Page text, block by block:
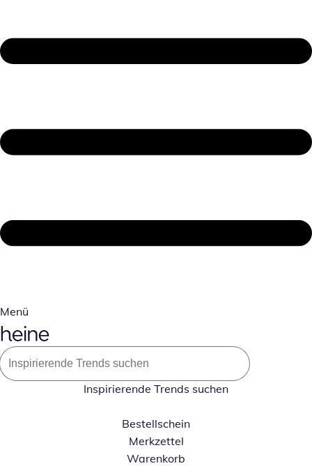
Menü
Inspirierende Trends suchen
Bestellschein
Merkzettel
Warenkorb